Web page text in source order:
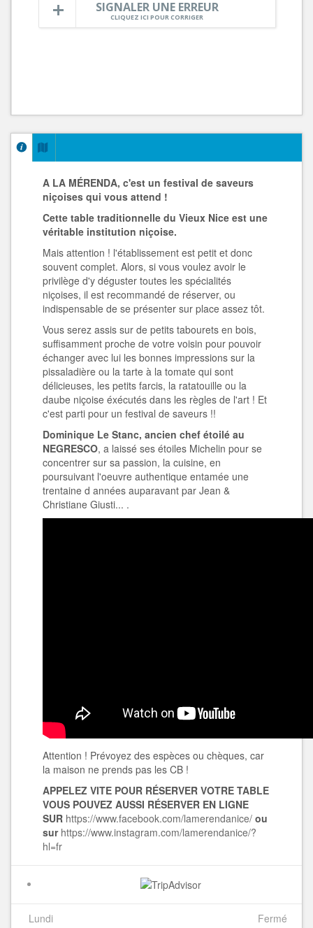
SIGNALER UNE ERREUR
CLIQUEZ ICI POUR CORRIGER
A LA MÉRENDA, c'est un festival de saveurs
niçoises qui vous attend !
Cette table traditionnelle du Vieux Nice est une
véritable institution niçoise.
Mais attention ! l'établissement est petit et donc
souvent complet. Alors, si vous voulez avoir le
privilège d'y déguster toutes les spécialités
niçoises, il est recommandé de réserver, ou
indispensable de se présenter sur place assez tôt.
Vous serez assis sur de petits tabourets en bois,
suffisamment proche de votre voisin pour pouvoir
échanger avec lui les bonnes impressions sur la
pissaladière ou la tarte à la tomate qui sont
délicieuses, les petits farcis, la ratatouille ou la
daube niçoise éxécutés dans les règles de l'art ! Et
c'est parti pour un festival de saveurs !!
Dominique Le Stanc, ancien chef étoilé au
NEGRESCO, a laissé ses étoiles Michelin pour se
concentrer sur sa passion, la cuisine, en
poursuivant l'oeuvre authentique entamée une
trentaine d années auparavant par Jean &
Christiane Giusti... .
Attention ! Prévoyez des espèces ou chèques, car
la maison ne prends pas les CB !
APPELEZ VITE POUR RÉSERVER VOTRE TABLE
VOUS POUVEZ AUSSI RÉSERVER EN LIGNE
SUR https://www.facebook.com/lamerendanice/ ou
sur https://www.instagram.com/lamerendanice/?
hl=fr
Lundi
Fermé